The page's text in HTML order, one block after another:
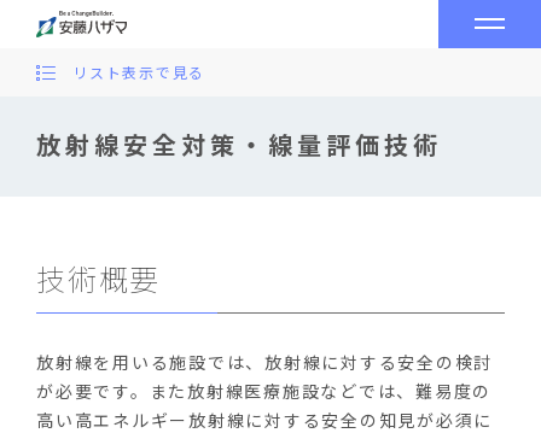
放射線安全対策・線量評価技術
リスト表示で見る
技術概要
放射線を用いる施設では、放射線に対する安全の検討
が必要です。また放射線医療施設などでは、難易度の
高い高エネルギー放射線に対する安全の知見が必須に